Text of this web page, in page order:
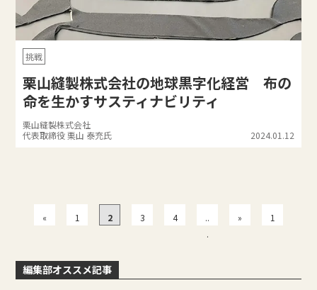
挑戦
栗山縫製株式会社の地球黒字化経営 布の
命を生かすサスティナビリティ
栗山縫製株式会社
代表取締役 栗山 泰充氏
2024.01.12
« 1 2 3 4
..
.
»
1
編集部オススメ記事